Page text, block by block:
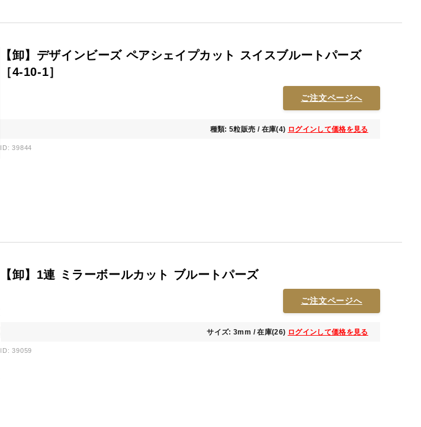
【卸】デザインビーズ ペアシェイプカット スイスブルートパーズ
［4-10-1］
ご注文ページへ
種類: 5粒販売 / 在庫(4) ログインして価格を見る
ID: 39844
【卸】1連 ミラーボールカット ブルートパーズ
ご注文ページへ
サイズ: 3mm / 在庫(26) ログインして価格を見る
ID: 39059